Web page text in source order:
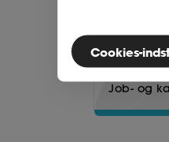
Michael
Job- og
Cookies-